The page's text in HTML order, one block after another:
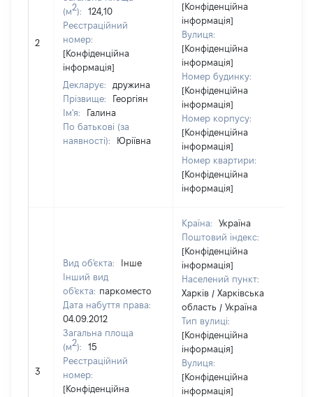
2
(м2):
124,10
Реєстраційний
номер:
[Конфіденційна
інформація]
Декларує:
дружина
Прізвище:
Георгіян
Ім'я:
Галина
По батькові (за
наявності):
Юріївна
[Конфіденційна
інформація]
Вулиця:
[Конфіденційна
інформація]
Номер будинку:
[Конфіденційна
інформація]
Номер корпусу:
[Конфіденційна
інформація]
Номер квартири:
[Конфіденційна
інформація]
3
Вид об'єкта:
Інше
Інший вид
об'єкта: паркоместо
Дата набуття права:
04.09.2012
Загальна площа
(м2):
15
Реєстраційний
номер:
[Конфіденційна
Країна:
Україна
Поштовий індекс:
[Конфіденційна
інформація]
Населений пункт:
Харків / Харківська
область / Україна
Тип вулиці:
[Конфіденційна
інформація]
Вулиця:
[Конфіденційна
інформація]